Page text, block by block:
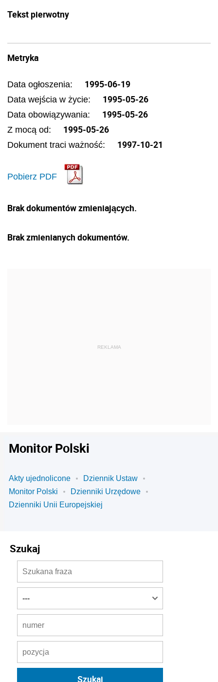
Tekst pierwotny
Metryka
Data ogłoszenia: 1995-06-19
Data wejścia w życie: 1995-05-26
Data obowiązywania: 1995-05-26
Z mocą od: 1995-05-26
Dokument traci ważność: 1997-10-21
Pobierz PDF
Brak dokumentów zmieniających.
Brak zmienianych dokumentów.
Monitor Polski
Akty ujednolicone
Dziennik Ustaw
Monitor Polski
Dzienniki Urzędowe
Dzienniki Unii Europejskiej
Szukaj